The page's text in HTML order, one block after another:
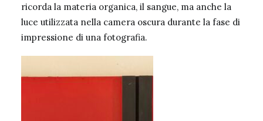
ricorda la materia organica, il sangue, ma anche la
luce utilizzata nella camera oscura durante la fase di
impressione di una fotografia.